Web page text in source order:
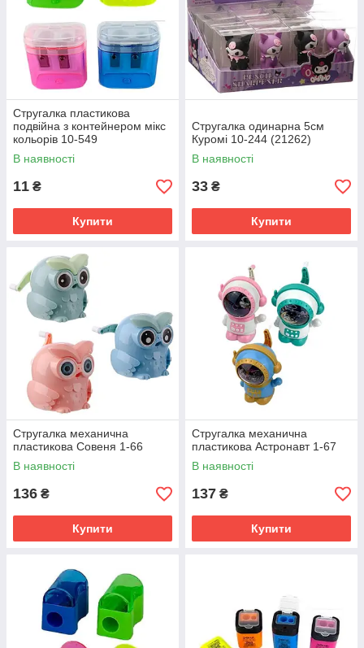
Стругалка пластикова
подвійна з контейнером мікс
кольорів 10-549
В наявності
11 ₴
Купити
Стругалка одинарна 5см
Куромі 10-244 (21262)
В наявності
33 ₴
Купити
Стругалка механична
пластикова Совеня 1-66
В наявності
136 ₴
Купити
Стругалка механична
пластикова Астронавт 1-67
В наявності
137 ₴
Купити